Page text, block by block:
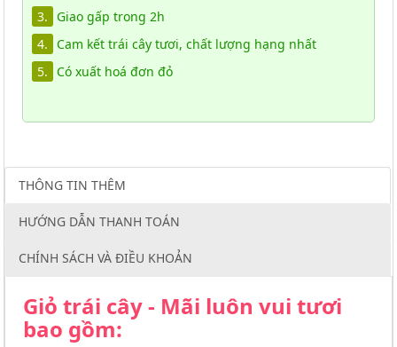
3.
Giao gấp trong 2h
4.
Cam kết trái cây tươi, chất lượng hạng nhất
5.
Có xuất hoá đơn đỏ
THÔNG TIN THÊM
HƯỚNG DẪN THANH TOÁN
CHÍNH SÁCH VÀ ĐIỀU KHOẢN
Giỏ trái cây - Mãi luôn vui tươi
bao gồm: